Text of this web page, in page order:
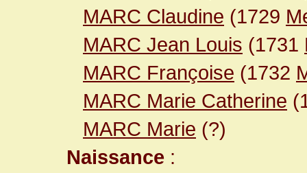
MARC Claudine (1729
MARC Jean Louis (1731
MARC Françoise (1732
MARC Marie Catherine
MARC Marie (?)
Naissance :